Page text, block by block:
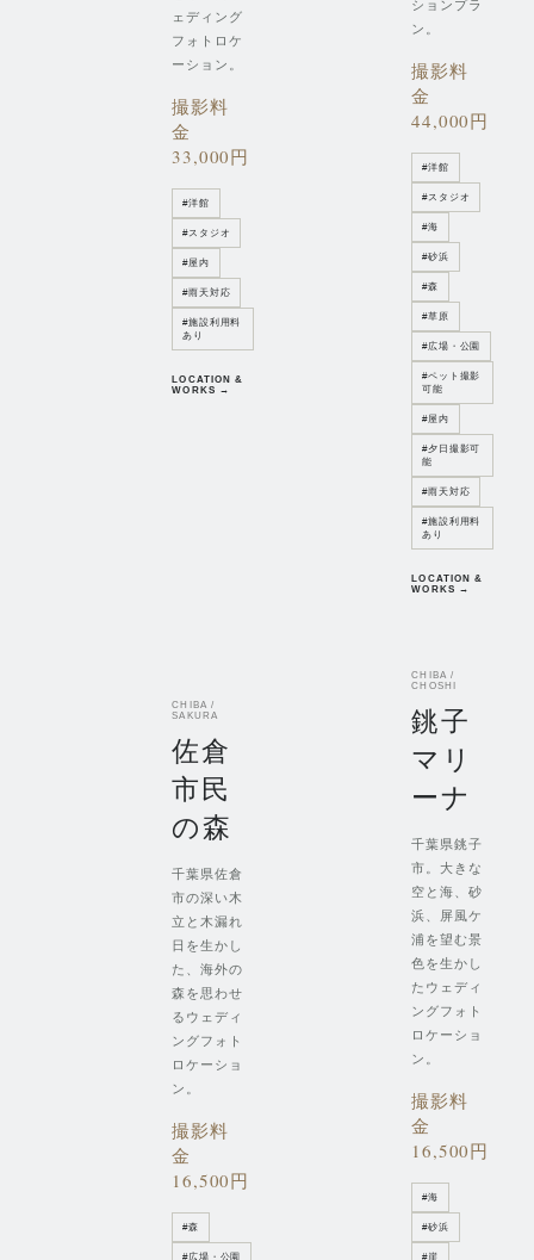
ェディング
フォトロケ
ーション。
撮影料
金
33,000円
#洋館
#スタジオ
#屋内
#雨天対応
#施設利用料
あり
LOCATION &
WORKS →
ションプラ
ン。
撮影料
金
44,000円
#洋館
#スタジオ
#海
#砂浜
#森
#草原
# 広場・公園
#ペット撮影
可能
#屋内
#夕日撮影可
能
#雨天対応
#施設利用料
あり
LOCATION &
WORKS →
CHIBA /
SAKURA
佐倉
市民
の森
千葉県佐倉
市の深い木
立と木漏れ
日を生かし
た、海外の
森を思わせ
るウェディ
ングフォト
ロケーショ
ン。
撮影料
金
16,500円
#森
# 広場・公園
CHIBA /
CHOSHI
銚子
マリ
ーナ
千葉県銚子
市。大きな
空と海、砂
浜、屏風ケ
浦を望む景
色を生かし
たウェディ
ングフォト
ロケーショ
ン。
撮影料
金
16,500円
#海
#砂浜
#崖